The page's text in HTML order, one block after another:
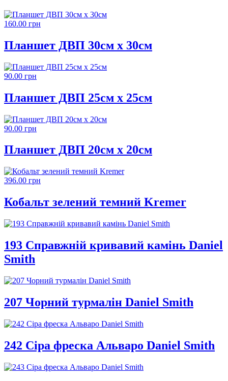
160.00 грн
Планшет ДВП 30см х 30см
90.00 грн
Планшет ДВП 25см х 25см
90.00 грн
Планшет ДВП 20см х 20см
396.00 грн
Кобальт зелений темний Kremer
193 Справжній кривавий камінь Daniel
Smith
207 Чорний турмалін Daniel Smith
242 Сіра фреска Альваро Daniel Smith